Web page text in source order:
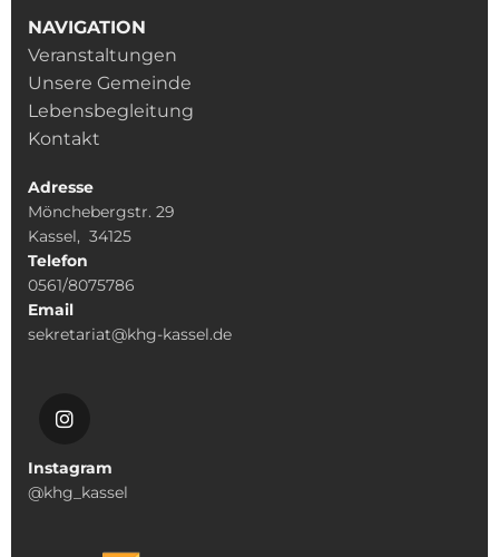
NAVIGATION
Veranstaltungen
Unsere Gemeinde
Lebensbegleitung
Kontakt
Adresse
Mönchebergstr. 29
Kassel, 34125
Telefon
0561/8075786
Email
sekretariat@khg-kassel.de
Instagram
@khg_kassel